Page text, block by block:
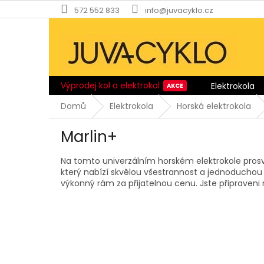
na
572 552 833 info@juvacyklo.cz
Výprodej kol a elektrokol Elektrokola
Domů
Elektrokola Horská elektrokola
Marlin+
Na tomto univerzálním horském elektrokole
který nabízí skvělou všestrannost a
výkonný rám za přijatelnou cenu. Jste